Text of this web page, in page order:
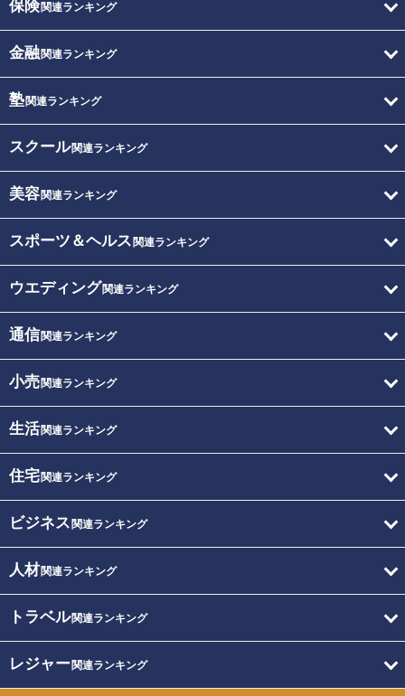
保険関連ランキング
金融関連ランキング
塾関連ランキング
スクール関連ランキング
美容関連ランキング
スポーツ＆ヘルス 関連ランキング
ウエディング関連ランキング
通信関連ランキング
小売関連ランキング
生活関連ランキング
住宅関連ランキング
ビジネス 関連ランキング
人材関連ランキング
トラベル関連ランキング
レジャー関連ランキング